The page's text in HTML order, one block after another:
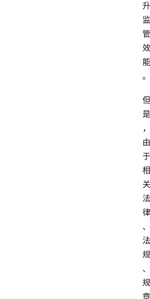
升
监
管
效
能
。
但
是
，
由
于
相
关
法
律
、
法
规
、
规
章